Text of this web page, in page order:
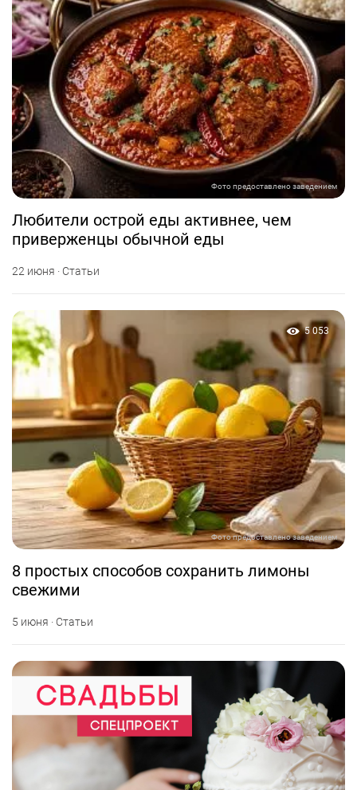
Фото предоставлено заведением
Любители острой еды активнее, чем
приверженцы обычной еды
22 июня · Статьи
Фото предоставлено заведением
5 053
8 простых способов сохранить лимоны
свежими
5 июня · Статьи